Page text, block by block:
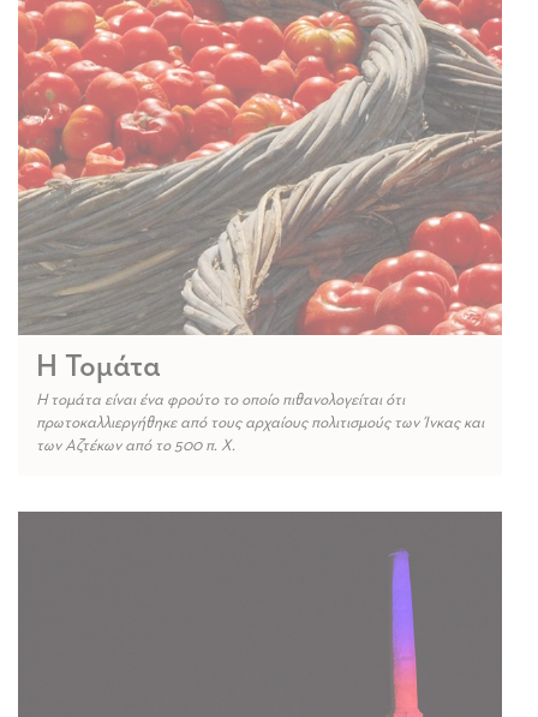
Η Τομάτα
Η τομάτα είναι ένα φρούτο το οποίο πιθανολογείται ότι
πρωτοκαλλιεργήθηκε από τους αρχαίους πολιτισμούς των Ίνκας και
των Αζτέκων από το 500 π. Χ.